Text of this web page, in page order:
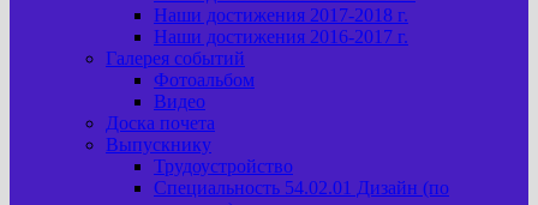
Наши достижения 2017-2018 г.
Наши достижения 2016-2017 г.
Галерея событий
Фотоальбом
Видео
Доска почета
Выпускнику
Трудоустройство
Специальность 54.02.01 Дизайн (по